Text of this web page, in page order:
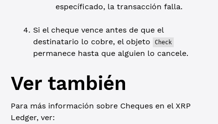
específicado, la transacción falla.
Si el cheque vence antes de que el
destinatario lo cobre, el objeto
Check
permanece hasta que alguien lo cancele.
Ver también
Para más información sobre Cheques en el XRP
Ledger, ver: